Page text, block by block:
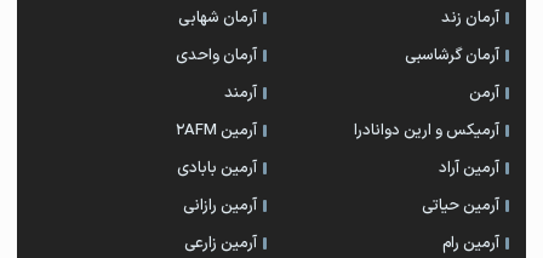
آرمان زند
آرمان شهابی
آرمان گرشاسبی
آرمان واحدی
آرمن
آرمند
آرمیکس و ارین دوانادرا
آرمین 2AFM
آرمین آراد
آرمین بابادی
آرمین حیاتی
آرمین رازانی
آرمین رام
آرمین زارعی